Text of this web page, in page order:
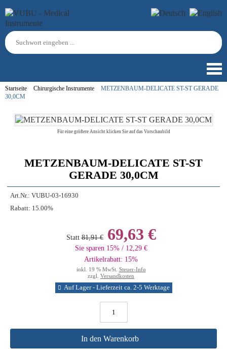
Startseite Chirurgische Instrumente
METZENBAUM-DELICATE ST-ST GERADE
30,0CM
Für eine größere Ansicht klicken Sie auf das Vorschaubild
METZENBAUM-DELICATE ST-ST
GERADE 30,0CM
Art.Nr.: VUBU-03-16930
Rabatt: 15.00%
Statt 81,91 €69,63 €
Sie sparen 15% / 12,29 €
Artikelrabatt: 15%
inkl. 19 % MwSt. Steuer-Info
zzgl. Versandkosten
Auf Lager - Lieferzeit ca. 2-5 Werktage
In den Warenkorb